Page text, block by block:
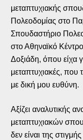
μεταπτυχιακής
Πολεοδομίας στο
Σπουδαστήριο
στο Αθηναϊκό
Δοξιάδη, όπου είχα
μεταπτυχιακές, που
με δική μου ευθύνη.
Αξίζει αναλυτικής
μεταπτυχιακών
δεν είναι της